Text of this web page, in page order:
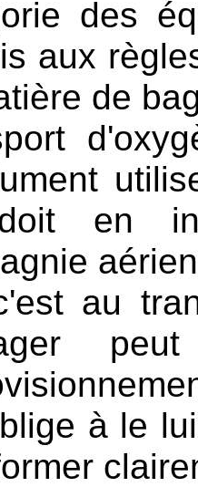
des
aux
de
en
au
à le